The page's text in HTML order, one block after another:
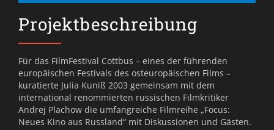
Projektbeschreibung
Für das FilmFestival Cottbus – eines der führenden
europäischen Festivals des osteuropäischen Films –
kuratierte Julia Kuniß 2003 gemeinsam mit dem
international renommierten russischen Filmkritiker
Andrej Plachow die umfangreiche Filmreihe „Focus:
Neues Kino aus Russland“ mit Diskussionen und Gästen.